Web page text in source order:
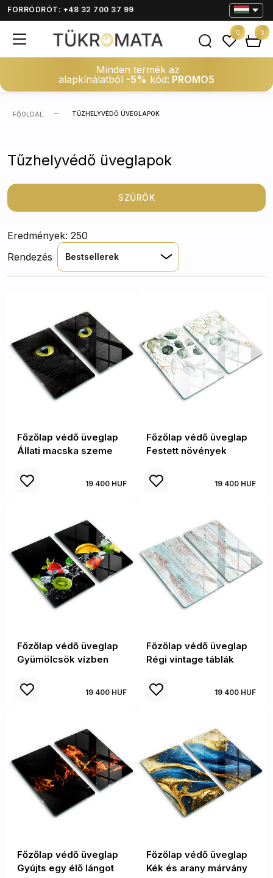
FORRÓDRÓT: +48 32 700 37 99
Minden termék az
alapkínálatból -5% kód: PROMO5
0 0
FŐOLDAL TŰZHELYVÉDŐ ÜVEGLAPOK
Tűzhelyvédő üveglapok
SZŰRŐK
Eredmények: 250
Rendezés
Bestsellerek
Főzőlap védő üveglap
Állati macska szeme
19 400 HUF
Főzőlap védő üveglap
Festett növények
19 400 HUF
Főzőlap védő üveglap
Gyümölcsök vízben
19 400 HUF
Főzőlap védő üveglap
Régi vintage táblák
19 400 HUF
Főzőlap védő üveglap
Gyújts egy élő lángot
Főzőlap védő üveglap
Kék és arany márvány